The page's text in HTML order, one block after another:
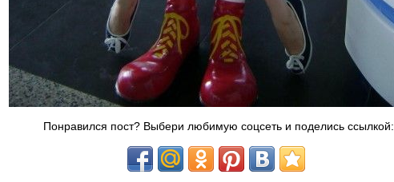
Понравился пост? Выбери любимую соцсеть и поделись ссылкой: